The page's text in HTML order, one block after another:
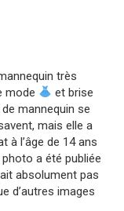
très
mode
et brise
mannequin se
mais elle a
à l’âge de 14 ans
a été publiée
absolument pas
d’autres images